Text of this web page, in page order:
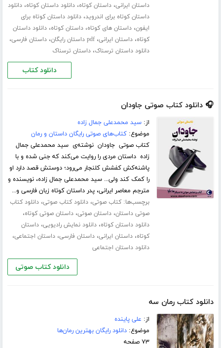
داستان ایرانی،داستان کوتاه،دانلود داستان کوتاه،دانلود
داستان کوتاه برای اندروید،دانلود داستان کوتاه برای
ایفون،داستان های کوتاه،داستان کوتاه،دانلود داستان
کوتاه،داستان ایرانی،pdf داستان رایگان ،داستان فارسی،
دانلود داستان ترسناک،داستان ترسناک
دانلود کتاب
🎧 دانلود کتاب صوتی جاودان
از:سید محمدعلی جمال زاده
موضوع:کتاب‌های صوتی رایگان داستان و رمان
کتاب صوتی جاودان نوشته‌ی سید محمدعلی جمال
زاده داستان مردی را روایت می‌کند که جنی شده و با
پاشنه‌کش کفشش کلنجار می‌رود؛ دوستش قصد دارد او
را کمک کند ولی... سید محمدعلی جمال زاده، نویسنده و
مترجم معاصر ایرانی، پدر داستان کوتاه زبان فارسی و...
برچسب‌ها:کتاب صوتی،دانلود کتاب صوتی،دانلود کتاب
صوتی داستان،داستان صوتی،داستان صوتی کوتاه،
دانلود داستان کوتاه،دانلود نمایش رادیویی،داستان
کوتاه،داستان ایرانی،داستان فارسی،داستان اجتماعی،
دانلود داستان اجتماعی
دانلود کتاب صوتی
دانلود کتاب رمان سه
از: علی پاینده
موضوع:دانلود رایگان بهترین رمان‌ها
۷۳ صفحه